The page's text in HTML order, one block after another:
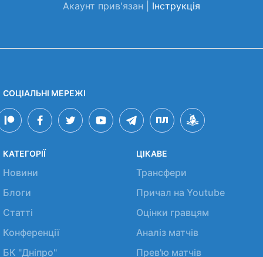
Акаунт прив'язан | Інструкція
СОЦІАЛЬНІ МЕРЕЖІ
КАТЕГОРІЇ
Новини
Блоги
Статті
Конференції
БК "Дніпро"
ЦІКАВЕ
Трансфери
Причал на Youtube
Оцінки гравцям
Аналіз матчів
Прев'ю матчів